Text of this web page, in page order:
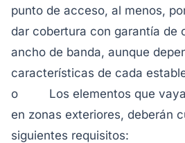
punto de acceso, al menos,
dar cobertura con garantía de
ancho de banda, aunque
características de cada
o Los elementos que
en zonas exteriores, deberán
siguientes requisitos: